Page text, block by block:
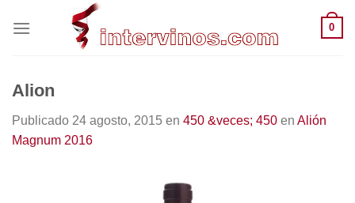
0
Alion
Publicado 24 agosto, 2015 en 450 &veces; 450 en Alión
Magnum 2016